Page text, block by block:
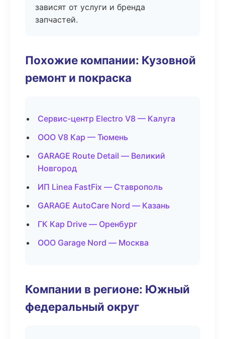
зависят от услуги и бренда
запчастей.
Похожие компании: Кузовной
ремонт и покраска
Сервис-центр Electro V8 — Калуга
ООО V8 Кар — Тюмень
GARAGE Route Detail — Великий
Новгород
ИП Linea FastFix — Ставрополь
GARAGE AutoCare Nord — Казань
ГК Кар Drive — Оренбург
ООО Garage Nord — Москва
Компании в регионе: Южный
федеральный округ